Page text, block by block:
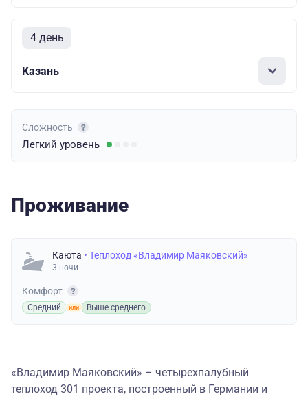
4 день
Казань
Сложность
Легкий уровень
Проживание
Каюта • Теплоход «Владимир Маяковский»
3 ночи
Комфорт
Средний Выше среднего
«Владимир Маяковский» – четырехпалубный
теплоход 301 проекта, построенный в Германии и